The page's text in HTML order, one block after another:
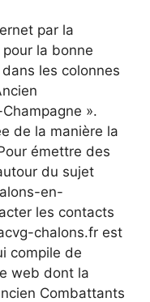
par la
la bonne
les colonnes
».
de la manière la
émettre des
du sujet
en-
les contacts
chalons.fr est
compile de
web dont la
Combattants